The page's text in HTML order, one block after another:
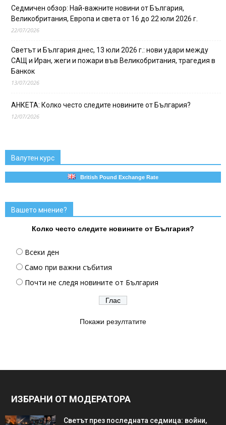
Седмичен обзор: Най-важните новини от България,
Великобритания, Европа и света от 16 до 22 юли 2026 г.
22/07/2026
Светът и България днес, 13 юли 2026 г.: нови удари между
САЩ и Иран, жеги и пожари във Великобритания, трагедия в
Банкок
13/07/2026
АНКЕТА: Колко често следите новините от България?
12/07/2026
Валутен курс
British Pound Exchange Rate
Вашето мнение?
Колко често следите новините от България?
Всеки ден
Само при важни събития
Почти не следя новините от България
Покажи резултатите
ИЗБРАНИ ОТ МОДЕРАТОРА
Светът през последната седмица: войни,